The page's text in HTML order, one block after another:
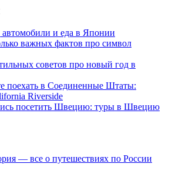
и еда в Японии
важных фактов про символ
советов про новый год в
поехать в Соединенные Штаты:
Riverside
посетить Швецию: туры в Швецию
— все о путешествиях по России